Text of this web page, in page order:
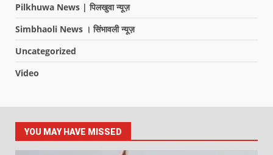
Pilkhuwa News | पिलखुवा न्यूज़
Simbhaoli News । सिंभावली न्यूज़
Uncategorized
Video
YOU MAY HAVE MISSED